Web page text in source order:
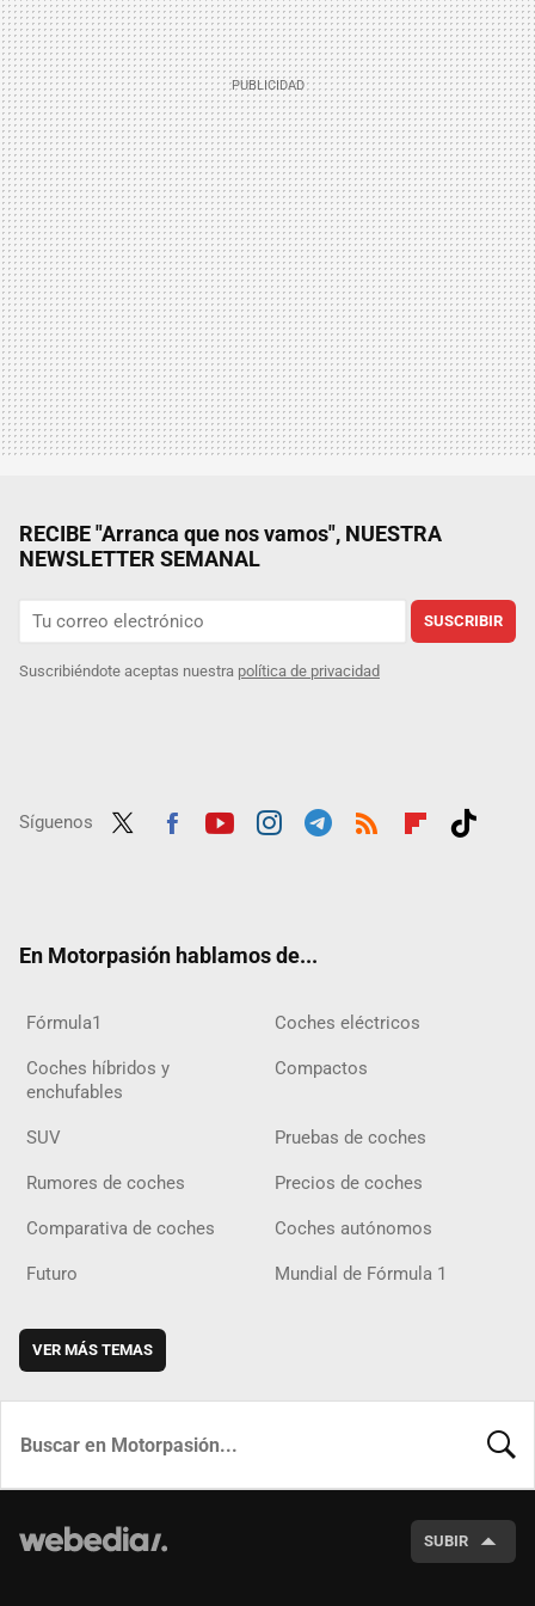
RECIBE "Arranca que nos vamos", NUESTRA
NEWSLETTER SEMANAL
SUSCRIBIR
Suscribiéndote aceptas nuestra política de privacidad
Síguenos
En Motorpasión hablamos de...
Fórmula1 Coches eléctricos
Coches híbridos y
enchufables
Compactos
SUV Pruebas de coches
Rumores de coches Precios de coches
Comparativa de coches Coches autónomos
Futuro Mundial de Fórmula 1
VER MÁS TEMAS
SUBIR